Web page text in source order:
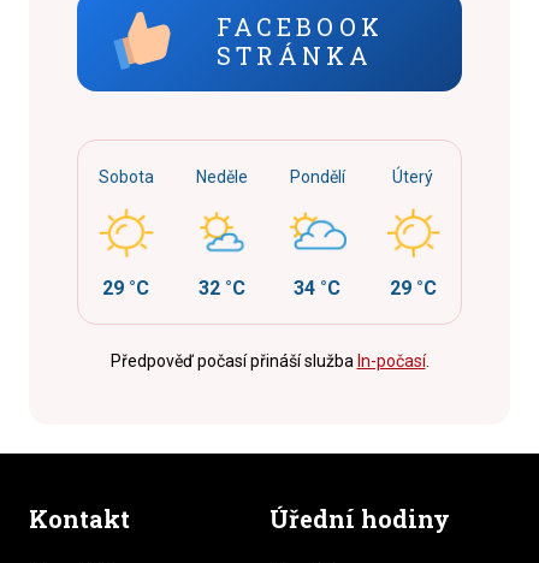
FACEBOOK
STRÁNKA
Sobota
29 °C
Neděle
32 °C
Pondělí
34 °C
Úterý
29 °C
Předpověď počasí přináší služba In-počasí.
Kontakt Úřední hodiny